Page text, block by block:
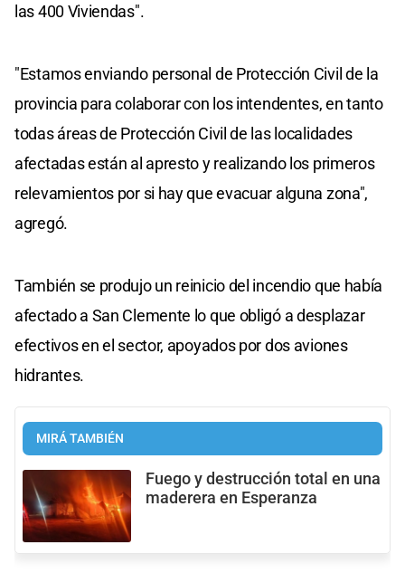
las 400 Viviendas".
"Estamos enviando personal de Protección Civil de la
provincia para colaborar con los intendentes, en tanto
todas áreas de Protección Civil de las localidades
afectadas están al apresto y realizando los primeros
relevamientos por si hay que evacuar alguna zona",
agregó.
También se produjo un reinicio del incendio que había
afectado a San Clemente lo que obligó a desplazar
efectivos en el sector, apoyados por dos aviones
hidrantes.
MIRÁ TAMBIÉN
Fuego y destrucción total en una
maderera en Esperanza